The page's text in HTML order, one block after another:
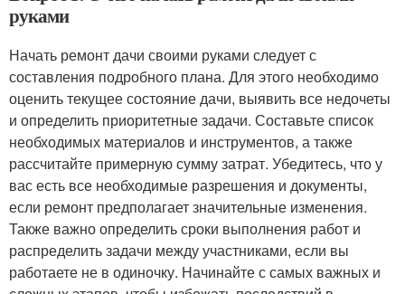
руками
Начать ремонт дачи своими руками следует с
составления подробного плана. Для этого необходимо
оценить текущее состояние дачи, выявить все недочеты
и определить приоритетные задачи. Составьте список
необходимых материалов и инструментов, а также
рассчитайте примерную сумму затрат. Убедитесь, что у
вас есть все необходимые разрешения и документы,
если ремонт предполагает значительные изменения.
Также важно определить сроки выполнения работ и
распределить задачи между участниками, если вы
работаете не в одиночку. Начинайте с самых важных и